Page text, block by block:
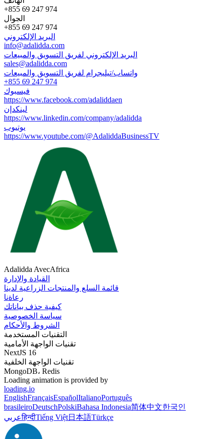
+855 69 247 974
الجوال
+855 69 247 974
البريد الإلكتروني
info@adalidda.com
البريد الإلكتروني لفريق التسويق والمبيعات
sales@adalidda.com
واتساب/تيليجرام لفريق التسويق والمبيعات
+855 69 247 974
فيسبوك
https://www.facebook.com/adaliddaen
لينكدإن
https://www.linkedin.com/company/adalidda
يوتيوب
https://www.youtube.com/@AdaliddaBusinessTV
Adalidda AvecAfrica
القيادة والإدارة
قائمة السلع والمنتجات الزراعية لدينا
رعاةنا
كيفية حذف بياناتك
سياسة الخصوصية
الشروط والأحكام
التقنيات المستخدمة
تقنيات الواجهة الأمامية
NextJS 16
تقنيات الواجهة الخلفية
MongoDB، Redis
Loading animation is provided by
loading.io
EnglishFrançaisEspañolItalianoPortuguês
brasileiroDeutschPolskiBahasa Indonesia简体中文한국인
عربيहिन्दीTiếng Việt日本語Türkçe